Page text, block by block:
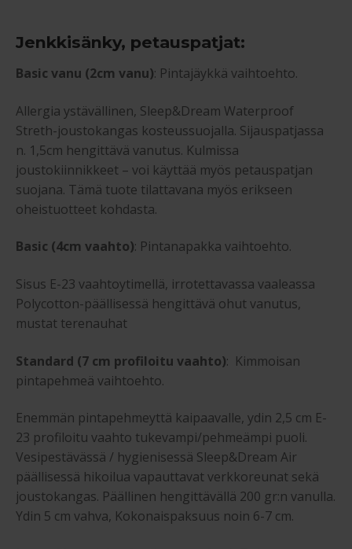
Jenkkisänky, petauspatjat:
Basic vanu (2cm vanu): Pintajäykkä vaihtoehto.
Allergia ystävällinen, Sleep&Dream Waterproof
Streth-joustokangas kosteussuojalla. Sijauspatjassa
n. 1,5cm hengittävä vanutus. Kulmissa
joustokiinnikkeet – voi käyttää myös petauspatjan
suojana. Tämä tuote tilattavana myös erikseen
oheistuotteet kohdasta.
Basic (4cm vaahto): Pintanapakka vaihtoehto.
Sisus E-23 vaahtoytimellä, irrotettavassa vaaleassa
Polycotton-päällisessä hengittävä ohut vanutus,
mustat terenauhat
Standard (7 cm profiloitu vaahto): Kimmoisan
pintapehmeä vaihtoehto.
Enemmän pintapehmeyttä kaipaavalle, ydin 2,5 cm E-
23 profiloitu vaahto tukevampi/pehmeämpi puoli.
Vesipestävässä / hygienisessä Sleep&Dream Air
päällisessä hikoilua vapauttavat verkkoreunat sekä
joustokangas. Päällinen hengittävällä 200 gr:n vanulla.
Ydin 5 cm vahva, Kokonaispaksuus noin 6-7 cm.